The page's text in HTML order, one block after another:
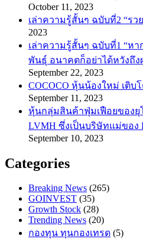
October 11, 2023
เล่าความรู้สั้นๆ ฉบับที่2 “รว
2023
เล่าความรู้สั้นๆ ฉบับที่1 “ห
พันธ์ุ อนาคตก็อย่าได้หวังถึง
September 22, 2023
COCOCO หุ้นน้องใหม่ เติบ
September 11, 2023
หุ้นกลุ่มสินค้าฟุ่มเฟือยของยุ
LVMH ซึ่งเป็นบริษัทแม่ของ
September 10, 2023
Categories
Breaking News (265)
GOINVEST (35)
Growth Stock (28)
Trending News (20)
กองทุน ทุนกองเทรด (5)